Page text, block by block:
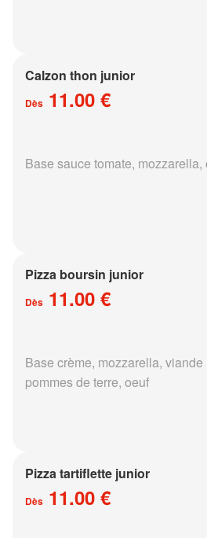
Calzon thon junior
Dès 11.00 €
Base sauce tomate, mozzarella,
Pizza boursin junior
Dès 11.00 €
Base crème, mozzarella,
pommes de terre, oeuf
Pizza tartiflette junior
Dès 11.00 €